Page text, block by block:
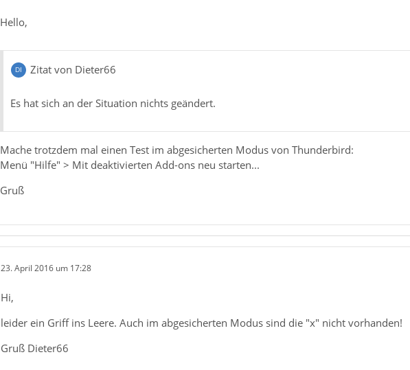
Hello,
Zitat von Dieter66
Es hat sich an der Situation nichts geändert.
Mache trotzdem mal einen Test im abgesicherten Modus von Thunderbird:
Menü "Hilfe" > Mit deaktivierten Add-ons neu starten...
Gruß
23. April 2016 um 17:28
Hi,
leider ein Griff ins Leere. Auch im abgesicherten Modus sind die "x" nicht vorhanden!
Gruß Dieter66